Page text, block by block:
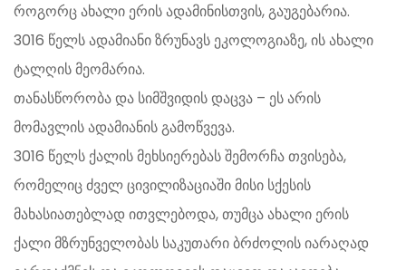
როგორც ახალი ერის ადამინისთვის, გაუგებარია.
3016 წელს ადამიანი ზრუნავს ეკოლოგიაზე, ის ახალი
ტალღის მეომარია.
თანასწორობა და სიმშვიდის დაცვა – ეს არის
მომავლის ადამიანის გამოწვევა.
3016 წელს ქალის მეხსიერებას შემორჩა თვისება,
რომელიც ძველ ცივილიზაციაში მისი სქესის
მახასიათებლად ითვლებოდა, თუმცა ახალი ერის
ქალი მზრუნველობას საკუთარი ბრძოლის იარაღად